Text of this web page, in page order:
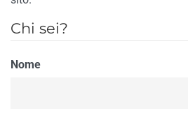
Chi sei?
Nome